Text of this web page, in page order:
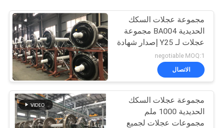
مجموعة عجلات السكك
الحديدية BA004 مجموعة
عجلات لـ Y25 إصدار شهادة
TSI مجموعة عجلات
عربات البوجي
negotiable MOQ:1
الاتصال
مجموعة عجلات السكك
الحديدية 1000 ملم
مجموعات عجلات لجميع